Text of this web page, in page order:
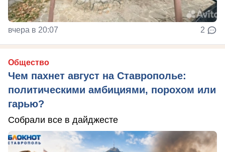
вчера в 20:07 2
Общество
Чем пахнет август на Ставрополье:
политическими амбициями, порохом или
гарью?
Собрали все в дайджесте